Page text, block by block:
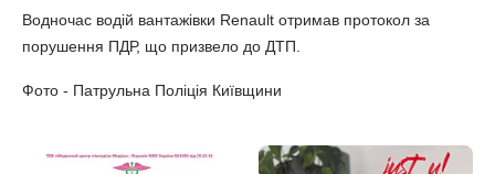
Водночас водій вантажівки Renault отримав протокол за
порушення ПДР, що призвело до ДТП.
Фото - Патрульна Поліція Київщини